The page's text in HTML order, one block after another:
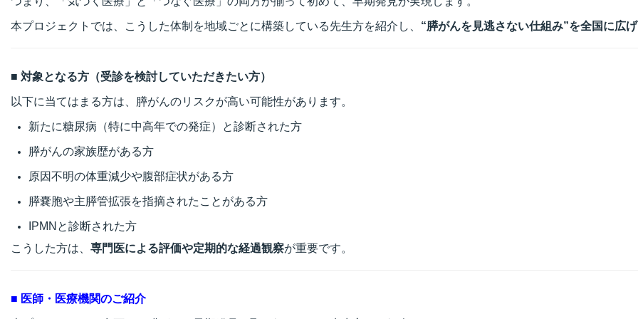
本プロジェクトでは、こうした体制を地域ごとに構築している先生方を紹介し、 “膵がんを見逃さない仕組み”を全国に広
■ 対象となる方（受診を検討していただきたい方）
以下に当てはまる方は、膵がんのリスクが高い可能性があります。
新たに糖尿病（特に中高年での発症）と診断された方
膵がんの家族歴がある方
原因不明の体重減少や腹部症状がある方
膵嚢胞や主膵管拡張を指摘されたことがある方
IPMNと診断された方
こうした方は、 専門医による評価や定期的な経過観察が重要です。
■ 医師・医療機関のご紹介